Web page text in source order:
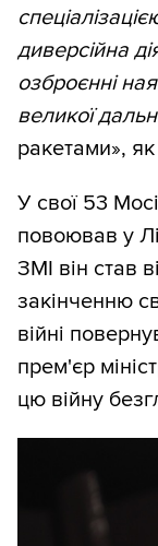
диверсійна
озброєнні
великої
ракетами»,
У свої 53
повоював у
ЗМІ він став
закінченню
війні
прем'єр
цю війну